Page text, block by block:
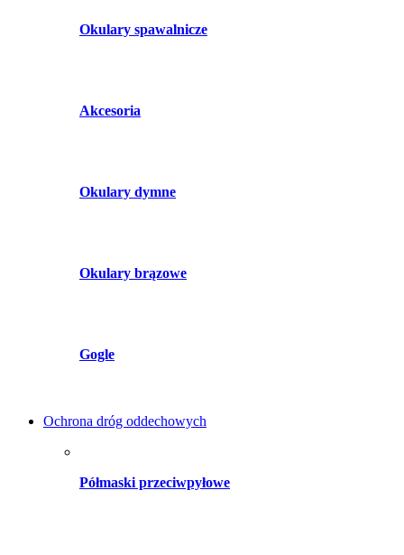
Okulary spawalnicze
Akcesoria
Okulary dymne
Okulary brązowe
Gogle
Ochrona dróg oddechowych
Półmaski przeciwpyłowe